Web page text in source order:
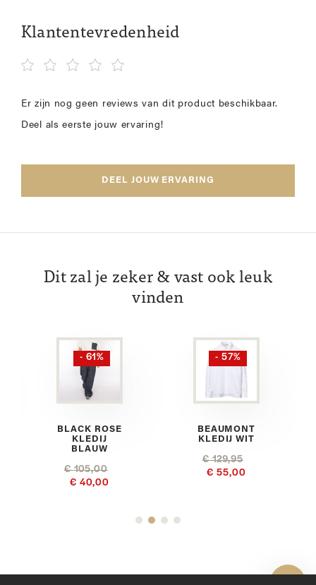
Klantentevredenheid
Er zijn nog geen reviews van dit product beschikbaar.
Deel als eerste jouw ervaring!
DEEL JOUW ERVARING
Dit zal je zeker & vast ook leuk
vinden
- 61%
BLACK ROSE
KLEDIJ
BLAUW
€ 105,00
€ 40,00
- 57%
BEAUMONT
KLEDIJ WIT
€ 129,95
€ 55,00